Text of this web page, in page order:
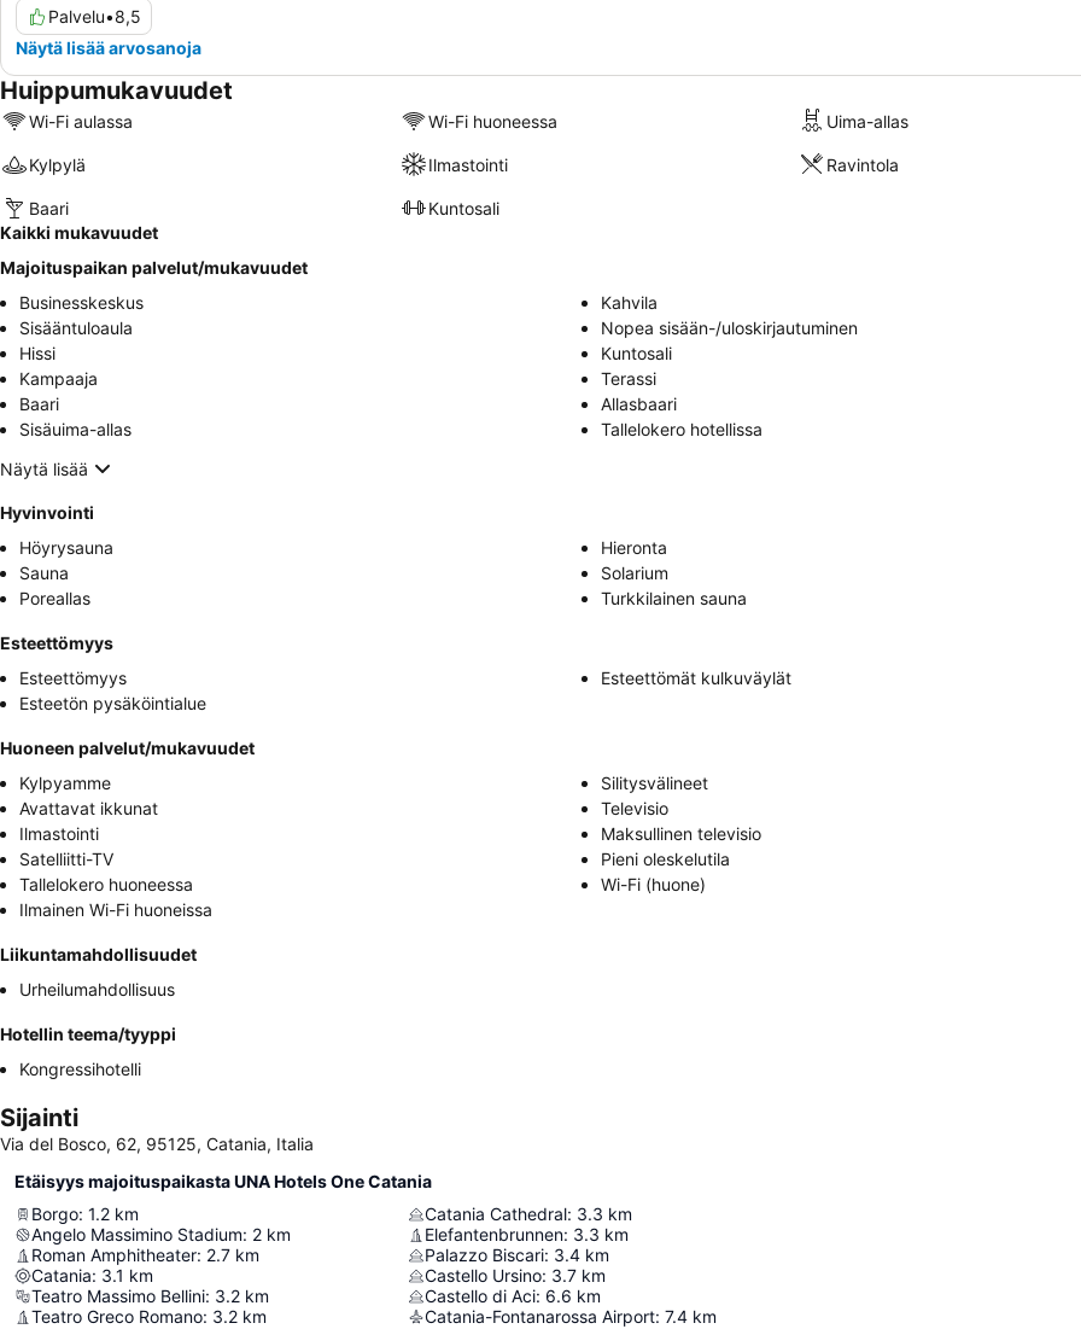
Palvelu•8,5
Näytä lisää arvosanoja
Huippumukavuudet
Wi-Fi aulassa Wi-Fi huoneessa Uima-allas
Kylpylä Ilmastointi Ravintola
Baari
Kuntosali
Kaikki mukavuudet
Majoituspaikan palvelut/mukavuudet
Businesskeskus
Kahvila
Sisääntuloaula
Nopea sisään-/uloskirjautuminen
Hissi
Kuntosali
Kampaaja
Terassi
Baari
Allasbaari
Sisäuima-allas
Tallelokero hotellissa
Näytä lisää
Hyvinvointi
Höyrysauna
Hieronta
Sauna
Solarium
Poreallas
Turkkilainen sauna
Esteettömyys
Esteettömyys
Esteettömät kulkuväylät
Esteetön pysäköintialue
Huoneen palvelut/mukavuudet
Kylpyamme
Silitysvälineet
Avattavat ikkunat
Televisio
Ilmastointi
Maksullinen televisio
Satelliitti-TV
Pieni oleskelutila
Tallelokero huoneessa
Wi-Fi (huone)
Ilmainen Wi-Fi huoneissa
Liikuntamahdollisuudet
Urheilumahdollisuus
Hotellin teema/tyyppi
Kongressihotelli
Sijainti
Via del Bosco, 62, 95125, Catania, Italia
Etäisyys majoituspaikasta UNA Hotels One Catania
Borgo: 1.2 km
Angelo Massimino Stadium: 2 km
Roman Amphitheater: 2.7 km
Catania: 3.1 km
Teatro Massimo Bellini: 3.2 km
Teatro Greco Romano: 3.2 km
Catania Cathedral: 3.3 km
Elefantenbrunnen: 3.3 km
Palazzo Biscari: 3.4 km
Castello Ursino: 3.7 km
Castello di Aci: 6.6 km
Catania-Fontanarossa Airport: 7.4 km